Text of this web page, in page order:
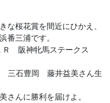
な桜花賞を間近にひかえ、
番三浦です。
Ｒ 阪神牝馬ステークス
石豊岡 藤井益美さん生
さんに勝利を届けよ。